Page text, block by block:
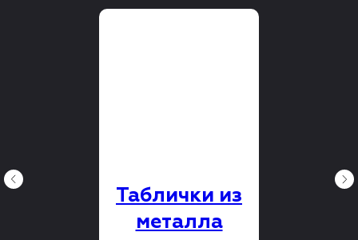
Таблички из
металла